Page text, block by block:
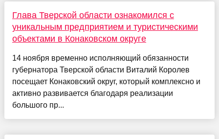
Глава Тверской области ознакомился с
уникальным предприятием и туристическими
объектами в Конаковском округе
14 ноября временно исполняющий обязанности
губернатора Тверской области Виталий Королев
посещает Конаковский округ, который комплексно и
активно развивается благодаря реализации
большого пр...